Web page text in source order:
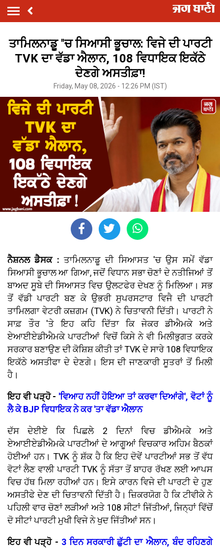
ਤਾਮਿਲਨਾਡੂ ''ਚ ਸਿਆਸੀ ਭੂਚਾਲ: ਵਿਜੇ ਦੀ ਪਾਰਟੀ
TVK ਦਾ ਵੱਡਾ ਐਲਾਨ, 108 ਵਿਧਾਇਕ ਇਕੱਠੇ
ਦੇਣਗੇ ਅਸਤੀਫ਼ਾ!
Friday, May 08, 2026 - 12:26 PM (IST)
ਨੈਸ਼ਨਲ ਡੈਸਕ : ਤਾਮਿਲਨਾਡੂ ਦੀ ਸਿਆਸਤ 'ਚ ਉਸ ਸਮੇਂ ਵੱਡਾ
ਸਿਆਸੀ ਭੂਚਾਲ ਆ ਗਿਆ, ਜਦੋਂ ਵਿਧਾਨ ਸਭਾ ਚੋਣਾਂ ਦੇ ਨਤੀਜਿਆਂ ਤੋਂ
ਬਾਅਦ ਸੂਬੇ ਦੀ ਸਿਆਸਤ ਵਿਚ ਉਲਟਫੇਰ ਦੇਖਣ ਨੂੰ ਮਿਲਿਆ। ਸਭ
ਤੋਂ ਵੱਡੀ ਪਾਰਟੀ ਬਣ ਕੇ ਉਭਰੀ ਸੁਪਰਸਟਾਰ ਵਿਜੈ ਦੀ ਪਾਰਟੀ
ਤਾਮਿਲਗਾ ਵੇਟਰੀ ਕਜ਼ਗਮ (TVK) ਨੇ ਚਿਤਾਵਨੀ ਦਿੱਤੀ। ਪਾਰਟੀ ਨੇ
ਸਾਫ਼ ਤੌਰ 'ਤੇ ਇਹ ਕਹਿ ਦਿੱਤਾ ਕਿ ਜੇਕਰ ਡੀਐਮਕੇ ਅਤੇ
ਏਆਈਏਡੀਐਮਕੇ ਪਾਰਟੀਆਂ ਵਿਚੋਂ ਕਿਸੇ ਨੇ ਵੀ ਮਿਲੀਭੁਗਤ ਕਰਕੇ
ਸਰਕਾਰ ਬਣਾਉਣ ਦੀ ਕੋਸ਼ਿਸ਼ ਕੀਤੀ ਤਾਂ TVK ਦੇ ਸਾਰੇ 108 ਵਿਧਾਇਕ
ਇਕੱਠੇ ਅਸਤੀਫਾ ਦੇ ਦੇਣਗੇ। ਇਸ ਦੀ ਜਾਣਕਾਰੀ ਸੂਤਰਾਂ ਤੋਂ ਮਿਲੀ
ਹੈ।
ਇਹ ਵੀ ਪੜ੍ਹੋ - 'ਵਿਆਹ ਨਹੀਂ ਹੋਇਆ ਤਾਂ ਕਰਵਾ ਦਿਆਂਗੇ', ਵੋਟਾਂ ਨੂੰ
ਲੈ ਕੇ BJP ਵਿਧਾਇਕ ਨੇ ਕਰ 'ਤਾ ਵੱਡਾ ਐਲਾਨ
ਦੱਸ ਦੇਈਏ ਕਿ ਪਿਛਲੇ 2 ਦਿਨਾਂ ਵਿਚ ਡੀਐਮਕੇ ਅਤੇ
ਏਆਈਏਡੀਐਮਕੇ ਪਾਰਟੀਆਂ ਦੇ ਆਗੂਆਂ ਵਿਚਕਾਰ ਅਹਿਮ ਬੈਠਕਾਂ
ਹੋਈਆਂ ਹਨ। TVK ਨੂੰ ਸ਼ੱਕ ਹੈ ਕਿ ਇਹ ਦੋਵੇਂ ਪਾਰਟੀਆਂ ਸਭ ਤੋਂ ਵੱਧ
ਵੋਟਾਂ ਲੈਣ ਵਾਲੀ ਪਾਰਟੀ TVK ਨੂੰ ਸੱਤਾ ਤੋਂ ਬਾਹਰ ਰੱਖਣ ਲਈ ਆਪਸ
ਵਿਚ ਹੱਥ ਮਿਲਾ ਰਹੀਆਂ ਹਨ। ਇਸੇ ਕਾਰਨ ਵਿਜੇ ਦੀ ਪਾਰਟੀ ਦੇ ਹੁਣ
ਅਸਤੀਫੇ ਦੇਣ ਦੀ ਚਿਤਾਵਨੀ ਦਿੱਤੀ ਹੈ। ਜ਼ਿਕਰਯੋਗ ਹੈ ਕਿ ਟੀਵੀਕੇ ਨੇ
ਪਹਿਲੀ ਵਾਰ ਚੋਣਾਂ ਲੜੀਆਂ ਅਤੇ 108 ਸੀਟਾਂ ਜਿੱਤੀਆਂ, ਜਿਨ੍ਹਾਂ ਵਿੱਚੋਂ
ਦੋ ਸੀਟਾਂ ਪਾਰਟੀ ਮੁਖੀ ਵਿਜੇ ਨੇ ਖੁਦ ਜਿੱਤੀਆਂ ਸਨ।
ਇਹ ਵੀ ਪੜ੍ਹੋ - 3 ਦਿਨ ਸਰਕਾਰੀ ਛੁੱਟੀ ਦਾ ਐਲਾਨ, ਬੰਦ ਰਹਿਣਗੇ